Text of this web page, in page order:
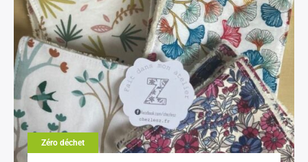
Zéro déchet